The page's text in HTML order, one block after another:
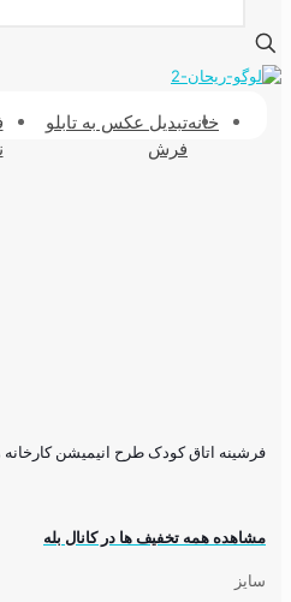
خانهتبدیل عکس به تابلو
فرش
فرشینه اتاق کودک طرح انیمیشن کارخانه
مشاهده همه تخفیف ها در کانال بله
سایز